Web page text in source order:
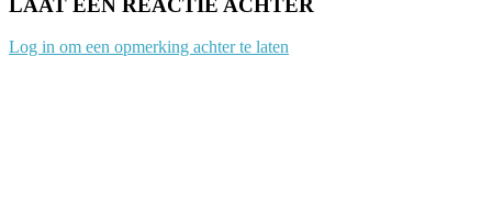
Log in om een opmerking achter te laten